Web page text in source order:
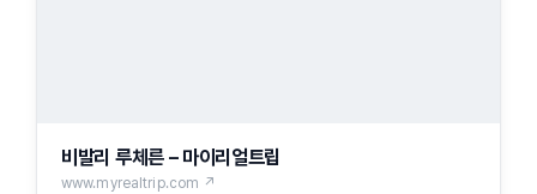
비발리 루체른 – 마이리얼트립
www.myrealtrip.com ↗